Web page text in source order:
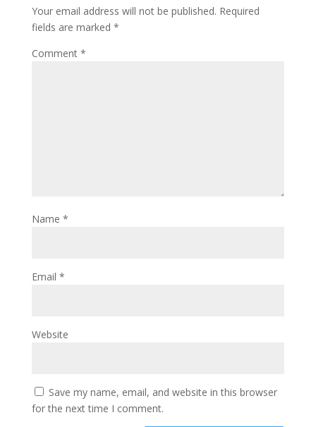
k
Your email address will not be published. Required
fields are marked *
Comment *
Name *
Email *
Website
Save my name, email, and website in this browser
for the next time I comment.